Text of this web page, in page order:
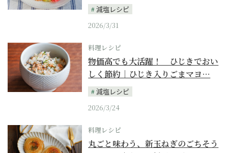
減塩レシピ
2026/3/31
料理レシピ
物価高でも大活躍！ ひじきでおい
しく節約｜ひじき入りごまマヨ…
減塩レシピ
2026/3/24
料理レシピ
丸ごと味わう、新玉ねぎのごちそう